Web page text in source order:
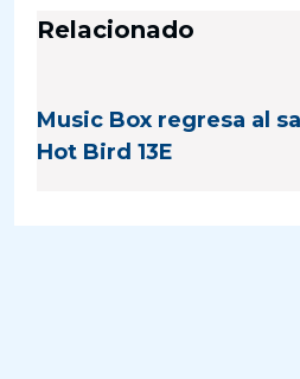
Relacionado
Music Box regresa al
Hot Bird 13E